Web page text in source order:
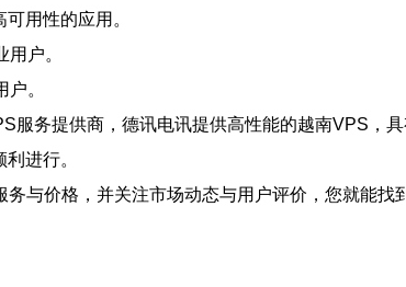
用性的应用。
户。
。
务提供商，德讯电讯提供高性能的越南VPS，
进行。
与价格，并关注市场动态与用户评价，您就能找